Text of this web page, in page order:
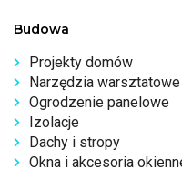
Budowa
Projekty domów
Narzędzia warsztatowe
Ogrodzenie panelowe
Izolacje
Dachy i stropy
Okna i akcesoria